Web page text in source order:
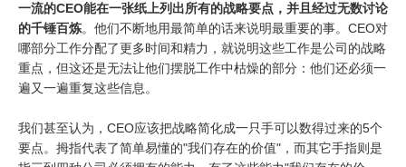
一流的CEO能在一张纸上列出所有的战略要点，并且经过无数讨论
的千锤百炼。他们不断地用最简单的话来说明最重要的事。CEO对
哪部分工作分配了更多时间和精力，就说明这些工作是公司的战略
重点，但这还是无法让他们摆脱工作中枯燥的部分：他们还必须一
遍又一遍重复这些信息。
我们甚至认为，CEO应该把战略简化成一只手可以数得过来的5个
要点。拇指代表了简单易懂的"我们存在的价值"，而其它手指则是